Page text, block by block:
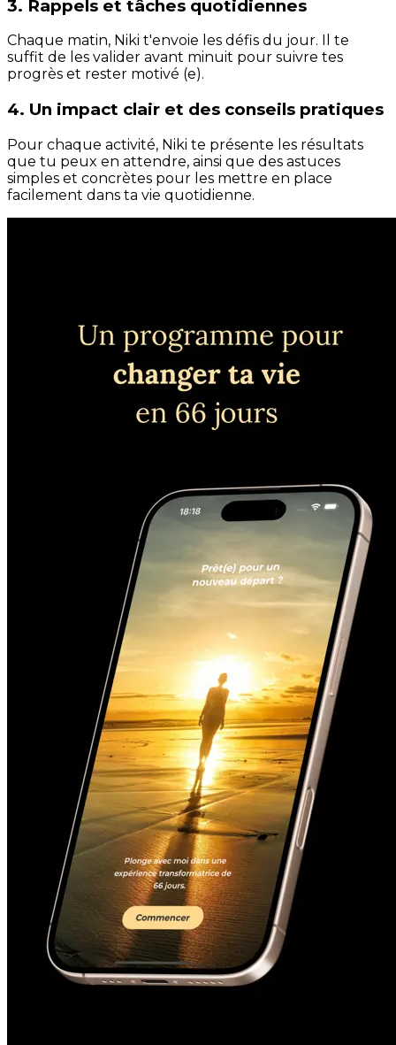
3. Rappels et tâches quotidiennes
Chaque matin, Niki t'envoie les défis du jour. Il te
suffit de les valider avant minuit pour suivre tes
progrès et rester motivé (e).
4. Un impact clair et des conseils pratiques
Pour chaque activité, Niki te présente les résultats
que tu peux en attendre, ainsi que des astuces
simples et concrètes pour les mettre en place
facilement dans ta vie quotidienne.